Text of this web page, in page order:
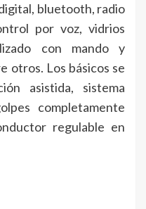
bluetooth, radio
por voz, vidrios
con mando y
otros. Los básicos se
asistida, sistema
completamente
regulable en